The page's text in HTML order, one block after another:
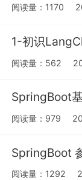
阅读量：1170
1-初识
阅读量：562
SpringBoot
阅读量：979
SpringBoot
阅读量：1292